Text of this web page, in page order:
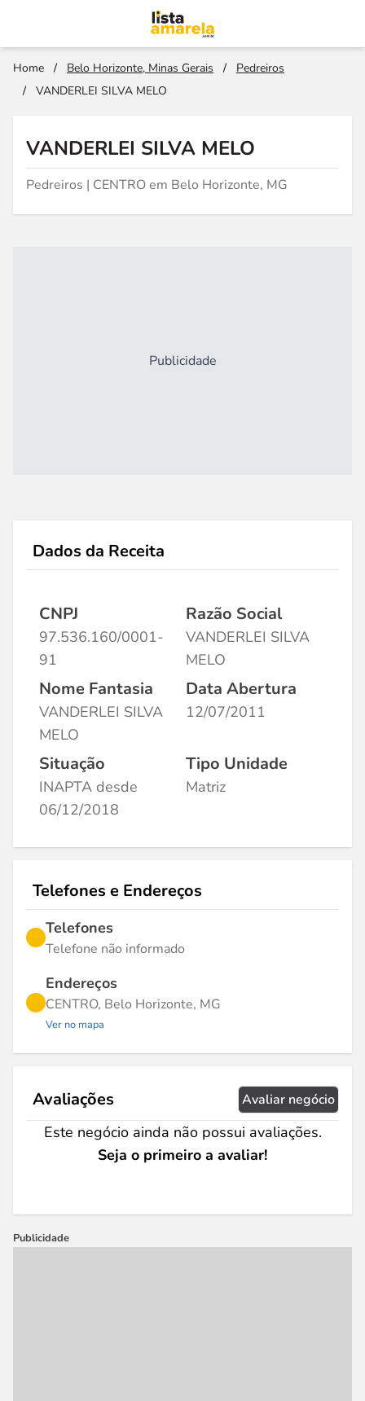
Home / Belo Horizonte, Minas Gerais /
Pedreiros
/
VANDERLEI SILVA MELO
VANDERLEI SILVA MELO
Pedreiros | CENTRO em Belo Horizonte, MG
Publicidade
Dados da Receita
CNPJ
97.536.160/0001-
91
Razão Social
VANDERLEI SILVA
MELO
Nome Fantasia
VANDERLEI SILVA
MELO
Data Abertura
12/07/2011
Situação
INAPTA desde
06/12/2018
Tipo Unidade
Matriz
Telefones e Endereços
Telefones
Telefone não informado
Endereços
CENTRO, Belo Horizonte, MG
Ver no mapa
Avaliações Avaliar negócio
Este negócio ainda não possui avaliações.
Seja o primeiro a avaliar!
Publicidade